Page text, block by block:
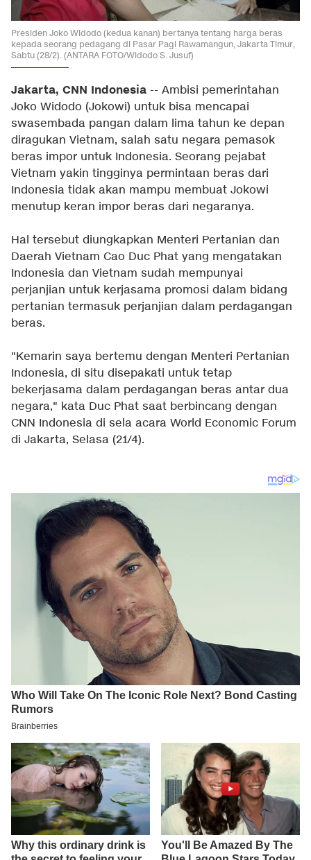
Presiden Joko Widodo (kedua kanan) bertanya tentang harga beras
kepada seorang pedagang di Pasar Pagi Rawamangun, Jakarta Timur,
Sabtu (28/2). (ANTARA FOTO/Widodo S. Jusuf)
Jakarta, CNN Indonesia -- Ambisi pemerintahan
Joko Widodo (Jokowi) untuk bisa mencapai
swasembada pangan dalam lima tahun ke depan
diragukan Vietnam, salah satu negara pemasok
beras impor untuk Indonesia. Seorang pejabat
Vietnam yakin tingginya permintaan beras dari
Indonesia tidak akan mampu membuat Jokowi
menutup keran impor beras dari negaranya.
Hal tersebut diungkapkan Menteri Pertanian dan
Daerah Vietnam Cao Duc Phat yang mengatakan
Indonesia dan Vietnam sudah mempunyai
perjanjian untuk kerjasama promosi dalam bidang
pertanian termasuk perjanjian dalam perdagangan
beras.
"Kemarin saya bertemu dengan Menteri Pertanian
Indonesia, di situ disepakati untuk tetap
bekerjasama dalam perdagangan beras antar dua
negara," kata Duc Phat saat berbincang dengan
CNN Indonesia di sela acara World Economic Forum
di Jakarta, Selasa (21/4).